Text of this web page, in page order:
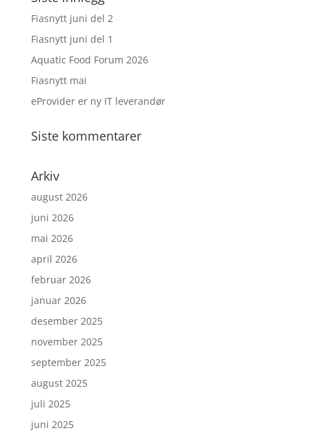
Fiasnytt juni del 2
Fiasnytt juni del 1
Aquatic Food Forum 2026
Fiasnytt mai
eProvider er ny IT leverandør
Siste kommentarer
Arkiv
august 2026
juni 2026
mai 2026
april 2026
februar 2026
januar 2026
desember 2025
november 2025
september 2025
august 2025
juli 2025
juni 2025